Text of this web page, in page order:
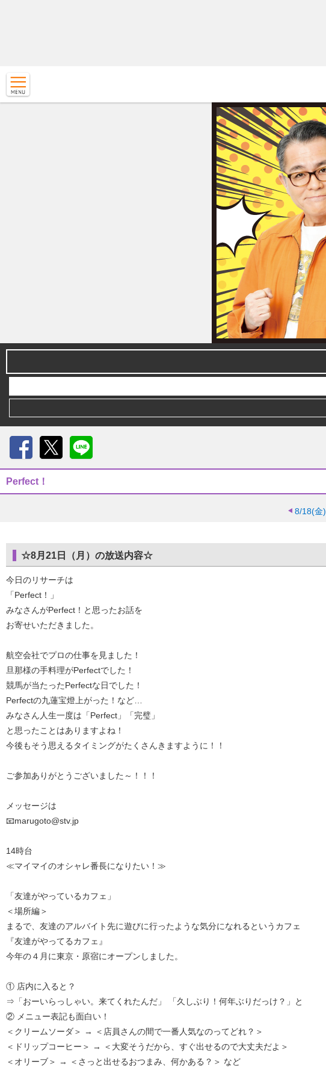
Perfect！
8/18(金)
☆8月21日（月）の放送内容☆
今日のリサーチは
「Perfect！」
みなさんがPerfect！と思ったお話を
お寄せいただきました。
航空会社でプロの仕事を見ました！
旦那様の手料理がPerfectでした！
競馬が当たったPerfectな日でした！
Perfectの九蓮宝燈上がった！など…
みなさん人生一度は「Perfect」「完璧」
と思ったことはありますよね！
今後もそう思えるタイミングがたくさんきますように！！
ご参加ありがとうございました～！！！
メッセージは
📧marugoto@stv.jp
14時台
≪マイマイのオシャレ番長になりたい！≫
「友達がやっているカフェ」
＜場所編＞
まるで、友達のアルバイト先に遊びに行ったような気分になれるというカフェ
『友達がやってるカフェ』
今年の４月に東京・原宿にオープンしました。
① 店内に入ると？
⇒「おーいらっしゃい。来てくれたんだ」 「久しぶり！何年ぶりだっけ？」と
② メニュー表記も面白い！
＜クリームソーダ＞ → ＜店員さんの間で一番人気なのってどれ？＞
＜ドリップコーヒー＞ → ＜大変そうだから、すぐ出せるので大丈夫だよ＞
＜オリーブ＞ → ＜さっと出せるおつまみ、何かある？＞ など